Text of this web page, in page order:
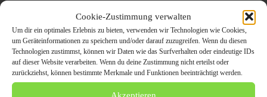
Cookie-Zustimmung verwalten
Um dir ein optimales Erlebnis zu bieten, verwenden wir Technologien wie Cookies,
um Geräteinformationen zu speichern und/oder darauf zuzugreifen. Wenn du diesen
Technologien zustimmst, können wir Daten wie das Surfverhalten oder eindeutige IDs
auf dieser Website verarbeiten. Wenn du deine Zustimmung nicht erteilst oder
zurückziehst, können bestimmte Merkmale und Funktionen beeinträchtigt werden.
Das erfahrene Team von NRW-entruempeln.de steht
Kunden mit umfassenden Dienstleistungen zur Seite, um
jede Entrümpelungsaufgabe professionell, effizient und
unter Berücksichtigung individueller Bedürfnisse zu
bewältigen. Durch das breite Leistungsspektrum bietet das
Unternehmen eine Lösung für verschiedenste